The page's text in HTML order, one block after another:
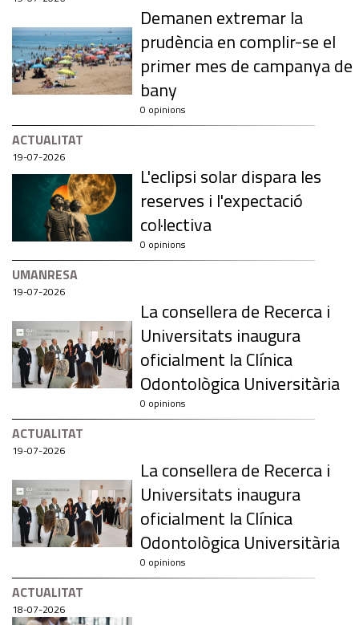
Demanen extremar la
prudència en complir-se el
primer mes de campanya de
bany
0 opinions
ACTUALITAT
19-07-2026
L'eclipsi solar dispara les
reserves i l'expectació
col·lectiva
0 opinions
UMANRESA
19-07-2026
La consellera de Recerca i
Universitats inaugura
oficialment la Clínica
Odontològica Universitària
0 opinions
ACTUALITAT
19-07-2026
La consellera de Recerca i
Universitats inaugura
oficialment la Clínica
Odontològica Universitària
0 opinions
ACTUALITAT
18-07-2026